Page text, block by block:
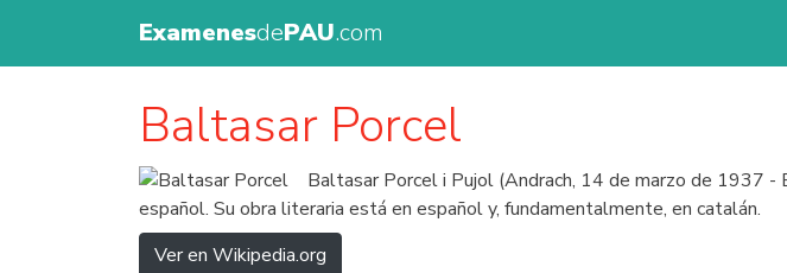
ExamenesdePAU.com
Baltasar Porcel
Baltasar Porcel i Pujol (Andrach, 14 de marzo de 1937
español. Su obra literaria está en español y, fundamentalmente, en catalán.
Ver en Wikipedia.org